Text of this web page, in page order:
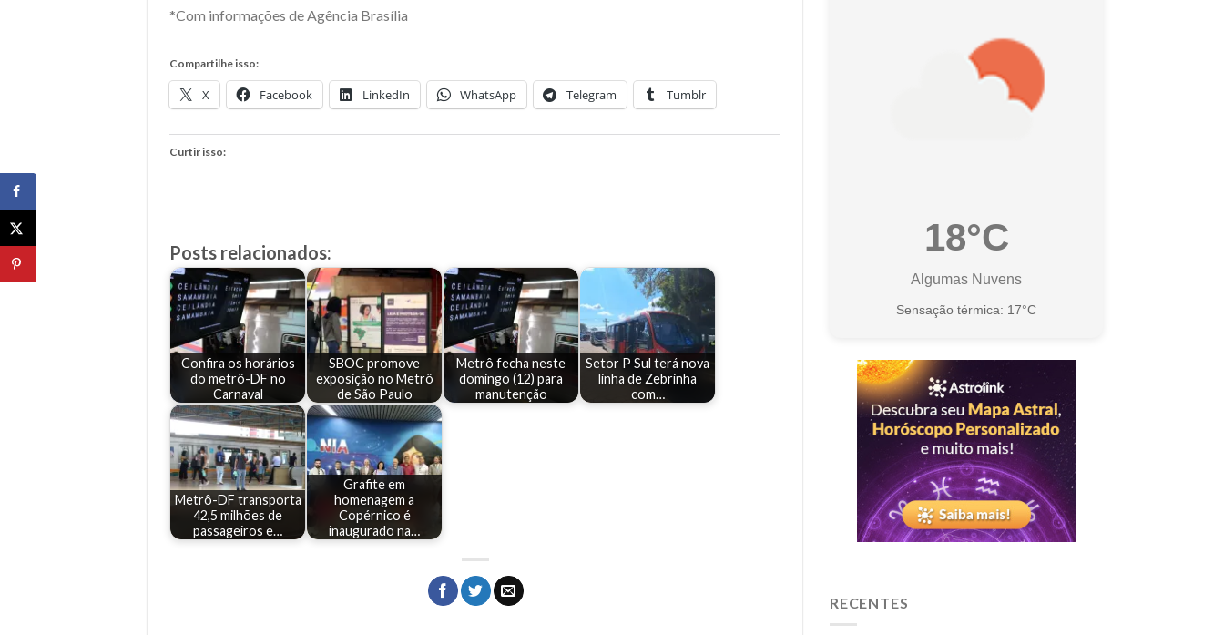
*Com informações de Agência Brasília
Compartilhe isso:
X Facebook LinkedIn WhatsApp Telegram Tumblr
Curtir isso:
Posts relacionados:
Confira os horários
do metrô-DF no
Carnaval
SBOC promove
exposição no Metrô
de São Paulo
Metrô fecha neste
domingo (12) para
manutenção
Setor P Sul terá nova
linha de Zebrinha
com…
Metrô-DF transporta
42,5 milhões de
passageiros e…
Grafite em
homenagem a
Copérnico é
inaugurado na…
18°C
Algumas Nuvens
Sensação térmica: 17°C
RECENTES